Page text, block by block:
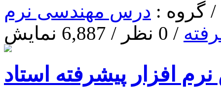
درس مهندسی نرم
/ 0 نظر / 6,887 نمایش
افزار پیشرفته استاد